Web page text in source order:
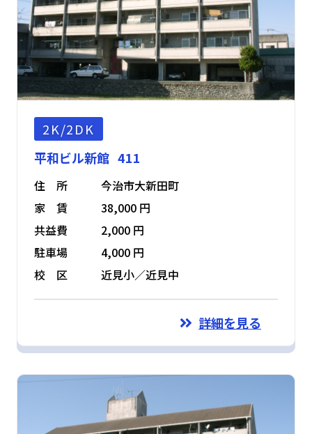
2K/2DK
平和ビル新館 411
住 所
今治市大新田町
家 賃
38,000 円
共益費
2,000 円
駐車場
4,000 円
校 区
近見小／近見中
詳細を見る